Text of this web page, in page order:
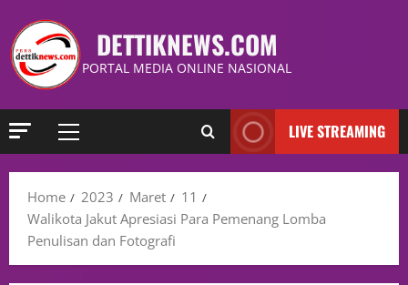
DETTIKNEWS.COM
PORTAL MEDIA ONLINE NASIONAL
LIVE STREAMING
Home 2023 Maret
11
Walikota Jakut Apresiasi Para Pemenang Lomba
Penulisan dan Fotografi